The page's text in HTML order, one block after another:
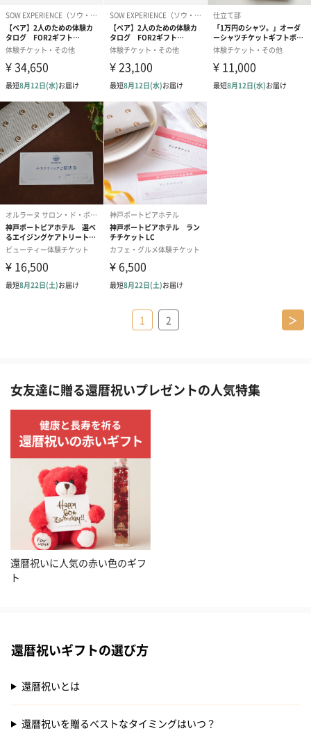
1 2 ＞
女友達に贈る還暦祝いプレゼントの人気特集
還暦祝いに人気の赤い色のギフ
ト
還暦祝いギフトの選び方
還暦祝いとは
還暦祝いを贈るべストなタイミングはいつ？